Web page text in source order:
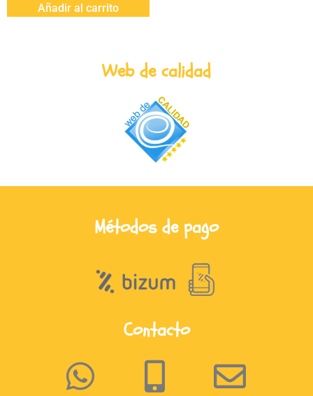
Añadir al carrito
Web de calidad
Métodos de pago
Contacto